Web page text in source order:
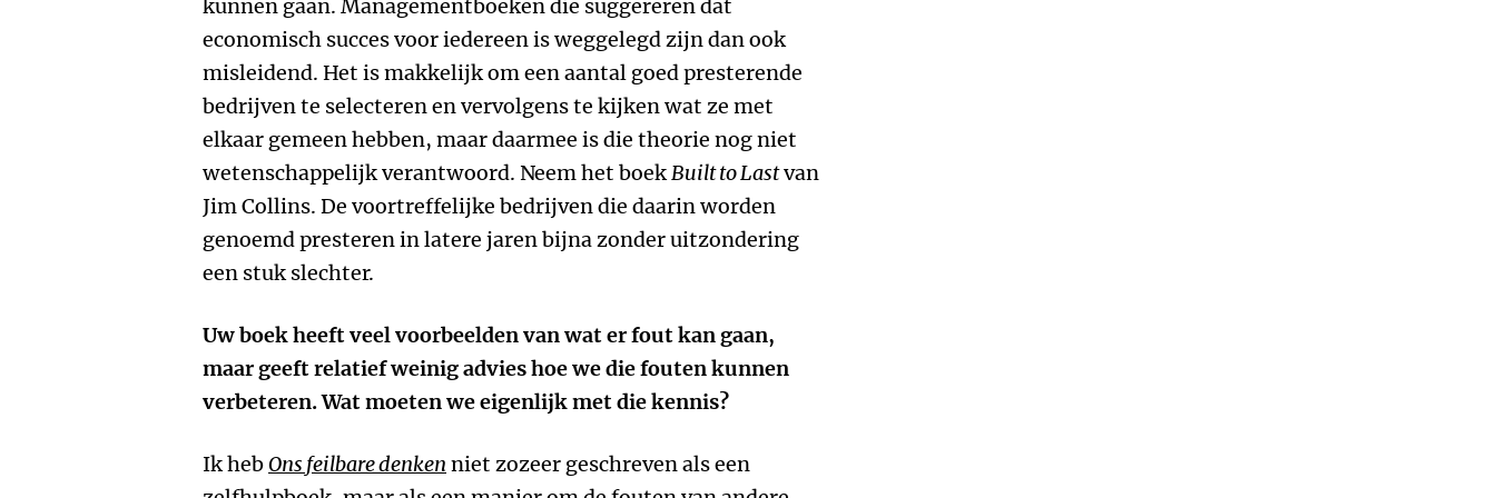
kunnen gaan. Managementboeken die suggereren dat
economisch succes voor iedereen is weggelegd zijn dan ook
misleidend. Het is makkelijk om een aantal goed presterende
bedrijven te selecteren en vervolgens te kijken wat ze met
elkaar gemeen hebben, maar daarmee is die theorie nog niet
wetenschappelijk verantwoord. Neem het boekBuilt to Lastvan
Jim Collins. De voortreffelijke bedrijven die daarin worden
genoemd presteren in latere jaren bijna zonder uitzondering
een stuk slechter.
Uw boek heeft veel voorbeelden van wat er fout kan gaan,
maar geeft relatief weinig advies hoe we die fouten kunnen
verbeteren. Wat moeten we eigenlijk met die kennis?
Ik hebOns feilbare denken niet zozeer geschreven als een